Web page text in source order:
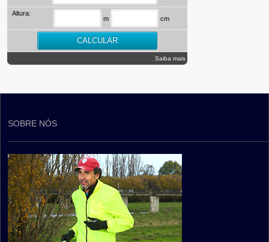
Altura:
m cm
Saiba mais
SOBRE NÓS